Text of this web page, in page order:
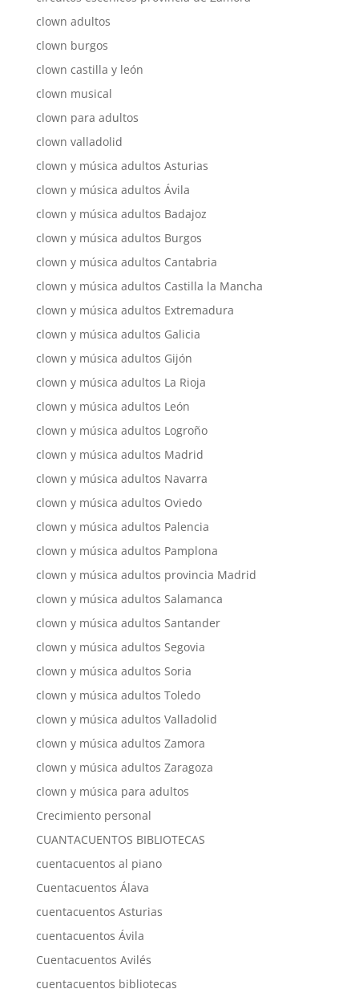
clown adultos
clown burgos
clown castilla y león
clown musical
clown para adultos
clown valladolid
clown y música adultos Asturias
clown y música adultos Ávila
clown y música adultos Badajoz
clown y música adultos Burgos
clown y música adultos Cantabria
clown y música adultos Castilla la Mancha
clown y música adultos Extremadura
clown y música adultos Galicia
clown y música adultos Gijón
clown y música adultos La Rioja
clown y música adultos León
clown y música adultos Logroño
clown y música adultos Madrid
clown y música adultos Navarra
clown y música adultos Oviedo
clown y música adultos Palencia
clown y música adultos Pamplona
clown y música adultos provincia Madrid
clown y música adultos Salamanca
clown y música adultos Santander
clown y música adultos Segovia
clown y música adultos Soria
clown y música adultos Toledo
clown y música adultos Valladolid
clown y música adultos Zamora
clown y música adultos Zaragoza
clown y música para adultos
Crecimiento personal
CUANTACUENTOS BIBLIOTECAS
cuentacuentos al piano
Cuentacuentos Álava
cuentacuentos Asturias
cuentacuentos Ávila
Cuentacuentos Avilés
cuentacuentos bibliotecas